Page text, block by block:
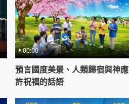
00:00
預言國度美景、人類歸宿與神應
許祝福的話語